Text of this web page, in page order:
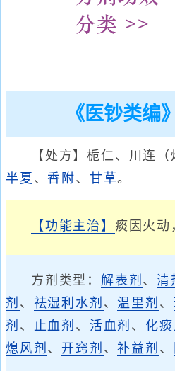
《医钞类编
【处方】栀仁、川连
半夏 、 香附、 甘草。
【功能主治】 痰因火动
方剂类型： 解表剂 、清
剂 、 祛湿利水剂 、温里剂 、
剂 、 止血剂 、 活血剂 、 化
熄风剂 、 开窍剂 、补益剂 、